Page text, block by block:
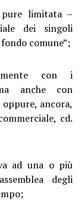
limitata –
dei singoli
comune”;
con i
anche con
ancora,
cd.
ad una o più
degli